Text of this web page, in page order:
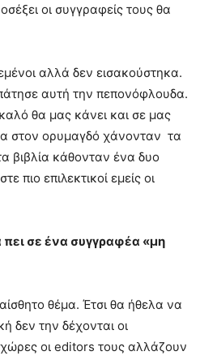
οι συγγραφείς τους θα
αλλά δεν εισακούστηκα.
αυτή την πεπονόφλουδα.
θα μας κάνει και σε μας
στον ορυμαγδό χάνονταν τα
βιβλία κάθονταν ένα δυο
πιο επιλεκτικοί εμείς οι
σε ένα συγγραφέα «μη
θέμα. Έτσι θα ήθελα να
δεν την δέχονται οι
χώρες οι editors τους αλλάζουν